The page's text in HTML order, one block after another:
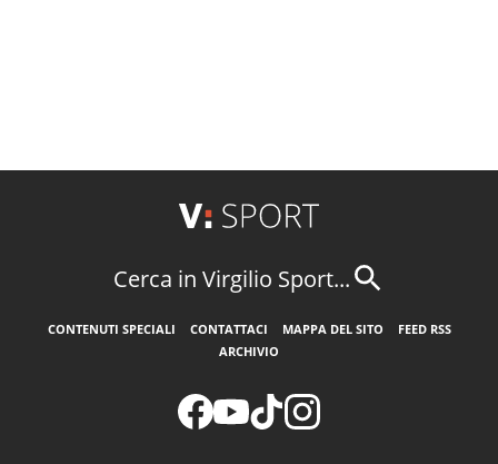
Cerca in Virgilio Sport...
CONTENUTI SPECIALI CONTATTACI MAPPA DEL SITO
FEED RSS
ARCHIVIO